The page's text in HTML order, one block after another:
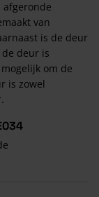
afgeronde
van
is de deur
deur is
om de
is zowel
1300 slotgat